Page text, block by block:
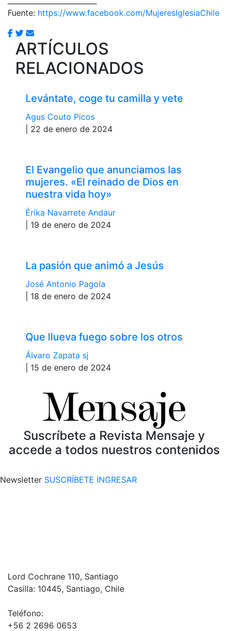
Fuente: https://www.facebook.com/MujeresIglesiaChile
ARTÍCULOS
RELACIONADOS
Levántate, coge tu camilla y vete
Agus Couto Picos
| 22 de enero de 2024
El Evangelio que anunciamos las
mujeres. «El reinado de Dios en
nuestra vida hoy»
Érika Navarrete Andaur
| 19 de enero de 2024
La pasión que animó a Jesús
José Antonio Pagola
| 18 de enero de 2024
Que llueva fuego sobre los otros
Álvaro Zapata sj
| 15 de enero de 2024
Suscríbete a Revista Mensaje y
accede a todos nuestros contenidos
Newsletter SUSCRÍBETE INGRESAR
Lord Cochrane 110, Santiago
Casilla: 10445, Santiago, Chile
Teléfono:
+56 2 2696 0653